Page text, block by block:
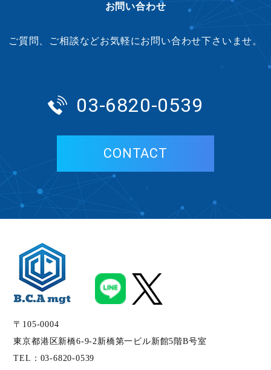
お問い合わせ
ご質問、ご相談などお気軽にお問い合わせ下さいませ。
03-6820-0539
CONTACT
〒105-0004
東京都港区新橋6-9-2新橋第一ビル新館5階B号室
TEL： 03-6820-0539